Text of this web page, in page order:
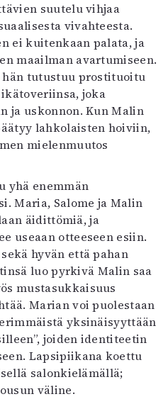
suutelu vihjaa
vivahteesta.
ei kuitenkaan palata, ja
maailman avartumiseen.
hän tutustuu prostituoitu
ikätoveriinsa, joka
ja uskonnon. Kun Malin
lahkolaisten hoiviin,
mielenmuutos
yhä enemmän
Maria, Salome ja Malin
äidittömiä, ja
useaan otteeseen esiin.
hyvän että pahan
luo pyrkivä Malin saa
mustasukkaisuus
Marian voi puolestaan
yksinäisyyttään
joiden identiteetin
Lapsipiikana koettu
salonkielämällä;
väline.